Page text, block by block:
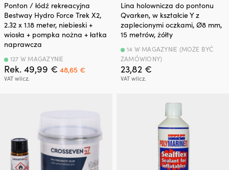
Ponton / łódź rekreacyjna
Bestway Hydro Force Trek X2,
2.32 x 1.18 meter, niebieski +
wiosła + pompka nożna + łatka
naprawcza
Rek. 49,99 € Pierwotna
cena
48,65 €
VAT wlicz.
127 W MAGAZYNIE
Lina holownicza do pontonu
Qvarken, w kształcie Y z
zaplecionymi oczkami, Ø8 mm,
15 metrów, żółty
23,82 €
VAT wlicz.
14 W MAGAZYNIE (MOŻE BYĆ
ZAMÓWIONY)